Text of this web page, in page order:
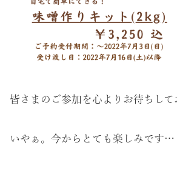
皆さまのご参加を心よりお待ちして
いやぁ。今からとても楽しみです…